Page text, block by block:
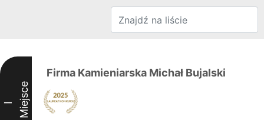
I Miejsce
Firma Kamieniarska Michał Bujalski